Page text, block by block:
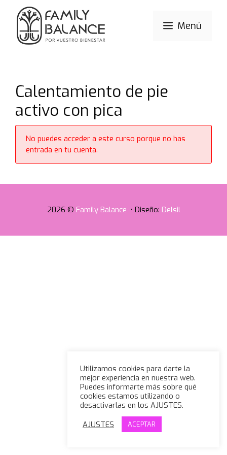
Saltar
contenido
Menú
Calentamiento de pie
activo con pica
No puedes acceder a este curso porque no has
entrada en tu cuenta.
2026 © Family Balance • Diseño: Delsil
Utilizamos cookies para darte la
mejor experiencia en nuestra web.
Puedes informarte más sobre qué
cookies estamos utilizando o
desactivarlas en los AJUSTES.
AJUSTES
ACEPTAR